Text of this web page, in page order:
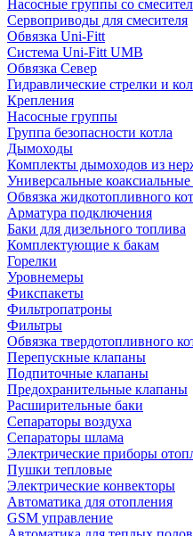
Насосные группы со
Сервоприводы для смесителя
Обвязка Uni-Fitt
Система Uni-Fitt UMB
Обвязка Север
Гидравлические стрелки и
Крепления
Насосные группы
Группа безопасности котла
Дымоходы
Комплекты дымоходов из
Универсальные
Обвязка жидкотопливного
Арматура подключения
Баки для дизельного топлива
Комплектующие к бакам
Горелки
Уровнемеры
Фикспакеты
Фильтропатроны
Фильтры
Обвязка твердотопливного
Перепускные клапаны
Подпиточные клапаны
Предохранительные клапаны
Расширительные баки
Сепараторы воздуха
Сепараторы шлама
Электрические приборы
Пушки тепловые
Электрические конвекторы
Автоматика для отопления
GSM управление